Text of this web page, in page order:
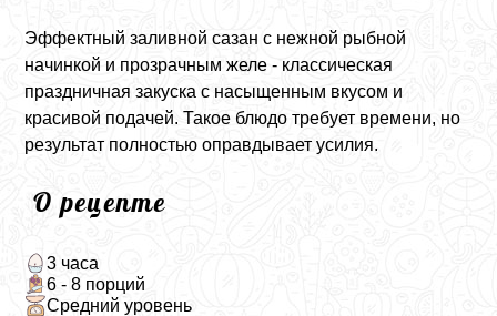
Эффектный заливной сазан с нежной рыбной
начинкой и прозрачным желе - классическая
праздничная закуска с насыщенным вкусом и
красивой подачей. Такое блюдо требует времени, но
результат полностью оправдывает усилия.
О рецепте
3 часа
6 - 8 порций
Средний уровень